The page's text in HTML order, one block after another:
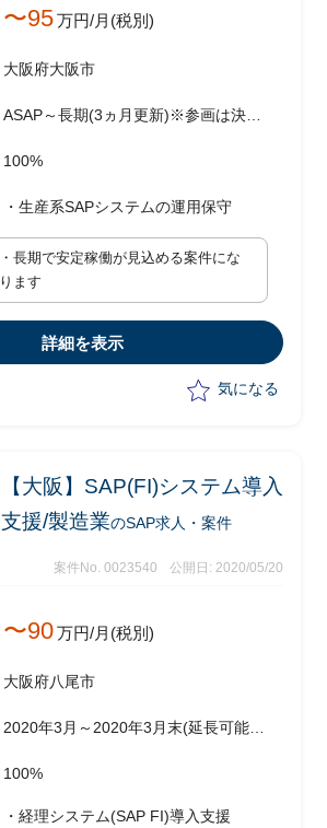
〜95万円/月(税別)
大阪府大阪市
ASAP～長期(3ヵ月更新)※参画は決定
100%
・生産系SAPシステムの運用保守
・長期で安定稼働が見込める案件にな
ります
詳細を表示
気になる
【大阪】SAP(FI)システム導入
支援/製造業のSAP求人・案件
案件No. 0023540 公開日: 2020/05/20
〜90万円/月(税別)
大阪府八尾市
2020年3月～2020年3月末(延長可能性
100%
・経理システム(SAP FI)導入支援